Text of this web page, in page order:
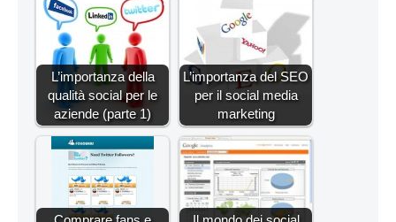
L’importanza della
qualità social per le
aziende (parte 1)
L’importanza del SEO
per il social media
marketing